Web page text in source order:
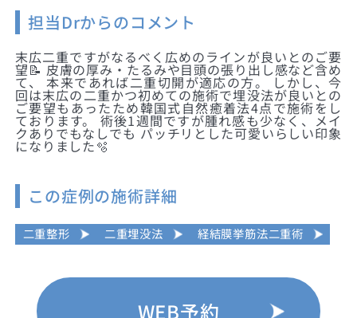
担当Drからのコメント
末広二重ですがなるべく広めのラインが良いとのご要
望📝 皮膚の厚み・たるみや目頭の張り出し感など含め
て、 本来であれば二重切開が適応の方。 しかし、今
回は末広の二重かつ初めての施術で埋没法が良いとの
ご要望もあったため韓国式自然癒着法4点で施術をし
ております。 術後1週間ですが腫れ感も少なく、メイ
クありでもなしでも パッチリとした可愛いらしい印象
になりました🫧
この症例の施術詳細
二重整形 二重埋没法 経結膜挙筋法二重術
WEB予約